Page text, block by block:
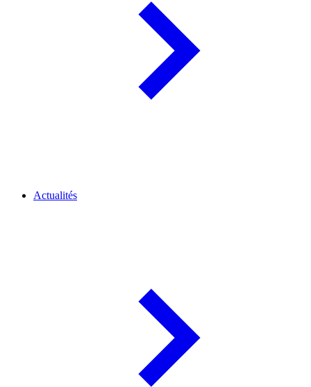
Actualités